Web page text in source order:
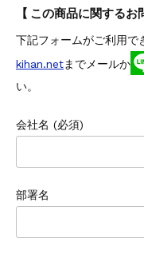
【 この商品に関するお
下記フォームがご利用で
kihan.netまでメールか
い。
会社名 (必須)
部署名